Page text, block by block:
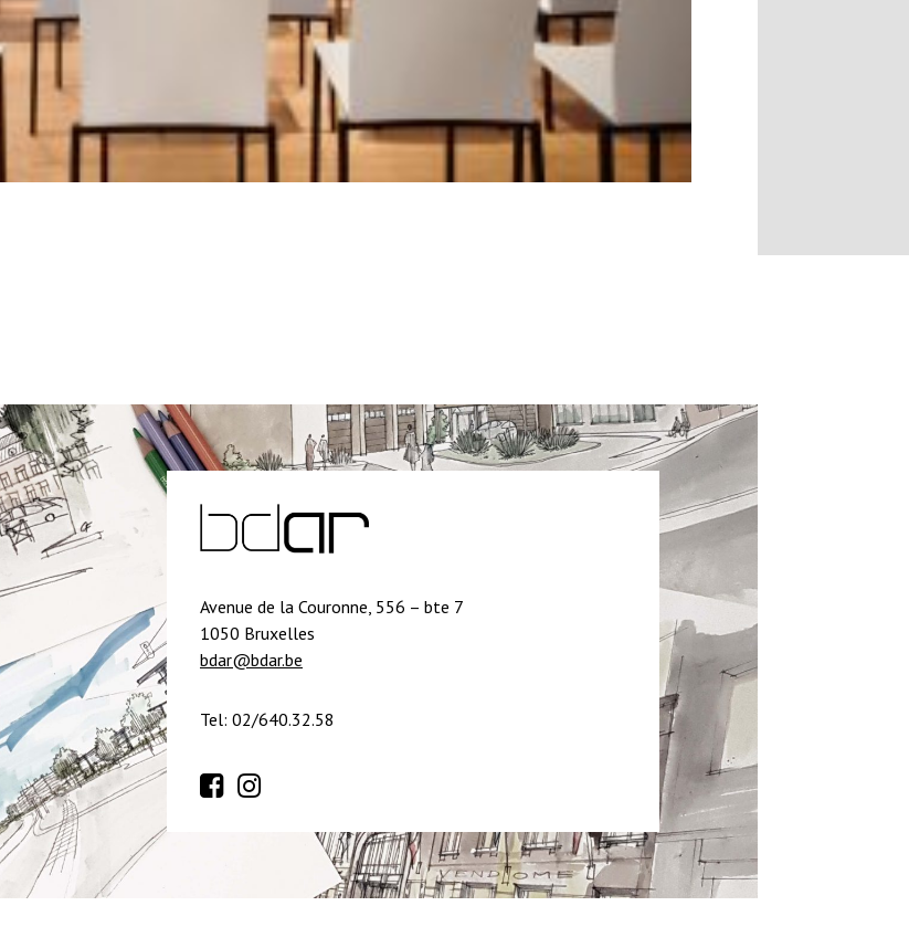
Avenue de la Couronne, 556 – bte 7
1050 Bruxelles
bdar@bdar.be
Tel: 02/640.32.58